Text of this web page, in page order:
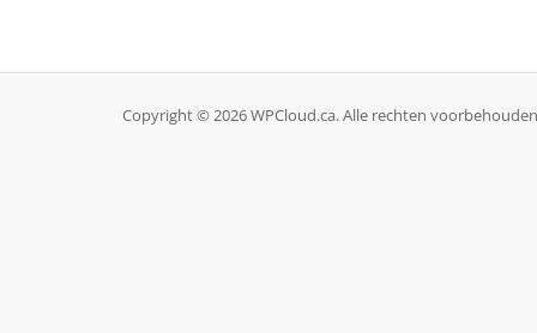
Copyright © 2026 WPCloud.ca. Alle rechten